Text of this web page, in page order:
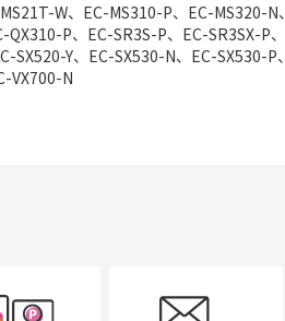
W、EC-MS310-P、EC-MS320-N、
P、EC-SR3S-P、EC-SR3SX-P、
Y、EC-SX530-N、EC-SX530-P、
VX700-N